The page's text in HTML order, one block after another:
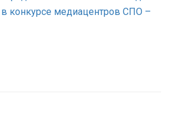
конкурсе медиацентров СПО –